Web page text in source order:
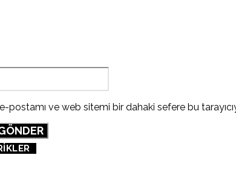
postamı ve web sitemi bir dahaki sefere bu